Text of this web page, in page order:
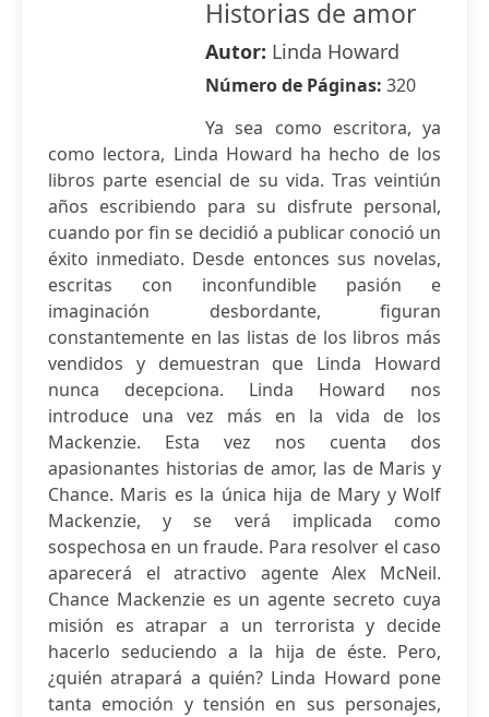
Historias de amor
Autor: Linda Howard
Número de Páginas: 320
Ya sea como escritora, ya
como lectora, Linda Howard ha hecho de los
libros parte esencial de su vida. Tras veintiún
años escribiendo para su disfrute personal,
cuando por fin se decidió a publicar conoció un
éxito inmediato. Desde entonces sus novelas,
escritas con inconfundible pasión e
imaginación desbordante, figuran
constantemente en las listas de los libros más
vendidos y demuestran que Linda Howard
nunca decepciona. Linda Howard nos
introduce una vez más en la vida de los
Mackenzie. Esta vez nos cuenta dos
apasionantes historias de amor, las de Maris y
Chance. Maris es la única hija de Mary y Wolf
Mackenzie, y se verá implicada como
sospechosa en un fraude. Para resolver el caso
aparecerá el atractivo agente Alex McNeil.
Chance Mackenzie es un agente secreto cuya
misión es atrapar a un terrorista y decide
hacerlo seduciendo a la hija de éste. Pero,
¿quién atrapará a quién? Linda Howard pone
tanta emoción y tensión en sus personajes,